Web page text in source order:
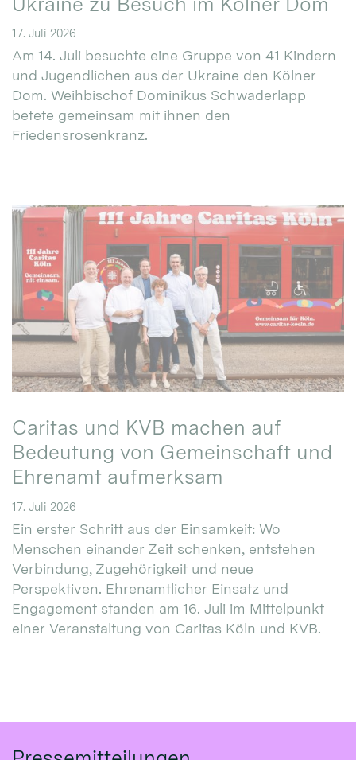
17. Juli 2026
Am 14. Juli besuchte eine Gruppe von 41 Kindern
und Jugendlichen aus der Ukraine den Kölner
Dom. Weihbischof Dominikus Schwaderlapp
betete gemeinsam mit ihnen den
Friedensrosenkranz.
Caritas und KVB machen auf
Bedeutung von Gemeinschaft und
Ehrenamt aufmerksam
17. Juli 2026
Ein erster Schritt aus der Einsamkeit: Wo
Menschen einander Zeit schenken, entstehen
Verbindung, Zugehörigkeit und neue
Perspektiven. Ehrenamtlicher Einsatz und
Engagement standen am 16. Juli im Mittelpunkt
einer Veranstaltung von Caritas Köln und KVB.